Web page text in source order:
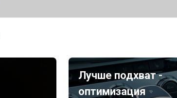
Лучше подхват -
оптимизация